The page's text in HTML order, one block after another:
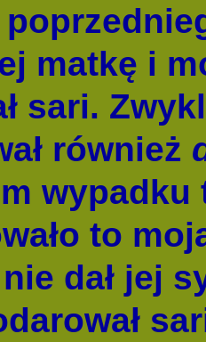
matkę i
sari.
również
wypadku
to
dał jej